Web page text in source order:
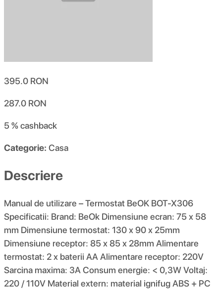
395.0 RON
287.0 RON
5 %cashback
Categorie: Casa
Descriere
Manual de utilizare – Termostat BeOK BOT-X306
Specificatii: Brand: BeOk Dimensiune ecran: 75 x 58
mm Dimensiune termostat: 130 x 90 x 25mm
Dimensiune receptor: 85 x 85 x 28mm Alimentare
termostat: 2 x baterii AA Alimentare receptor: 220V
Sarcina maxima: 3A Consum energie: < 0,3W Voltaj:
220 / 110V Material extern: material ignifug ABS + PC